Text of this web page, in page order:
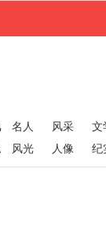
名人 风采 文
风光 人像 纪